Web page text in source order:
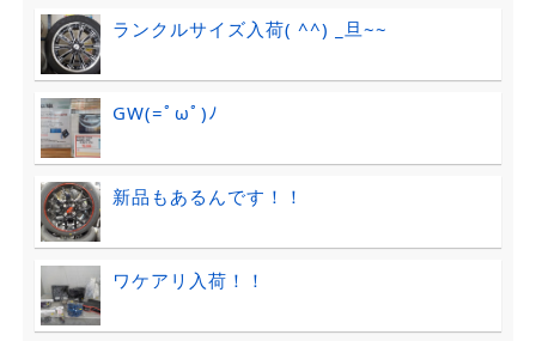
ランクルサイズ入荷( ^^) _旦~~
GW(=ﾟωﾟ)ﾉ
新品もあるんです！！
ワケアリ入荷！！